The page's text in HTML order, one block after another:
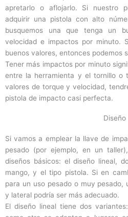
apretarlo o aflojarlo. Si nuestro
adquirir una pistola con alto
busquemos una que tenga un
velocidad e impactos por minuto.
buenos valores, entonces podemos
Tener más impactos por minuto
entre la herramienta y el tornillo o
valores de torque y velocidad,
pistola de impacto casi perfecta.
Diseño
Si vamos a emplear la llave de
pesado (por ejemplo, en un
diseños básicos: el diseño lineal,
mango, y el tipo pistola. Si en
para un uso pesado o muy pesado,
y lateral podría ser más adecuado.
El diseño lineal tiene dos